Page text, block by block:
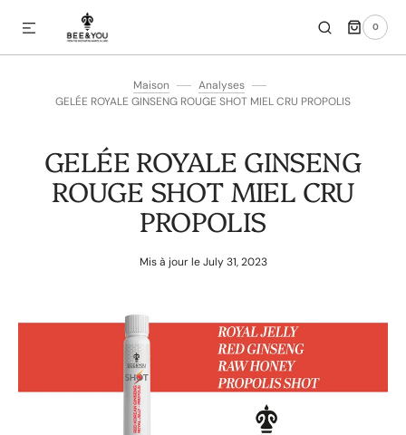
ET PASSER AU CONTENU 0
0 ARTICLE
Maison
Analyses
GELÉE ROYALE GINSENG ROUGE SHOT MIEL CRU PROPOLIS
GELÉE ROYALE GINSENG
ROUGE SHOT MIEL CRU
PROPOLIS
Mis à jour le July 31, 2023